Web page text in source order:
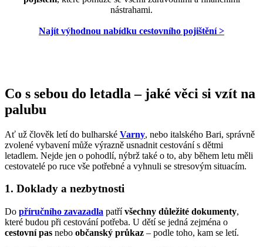
nástrahami.
Najít výhodnou nabídku cestovního pojištění >
Co s sebou do letadla – jaké věci si vzít na
palubu
Ať už člověk letí do bulharské Varny, nebo italského Bari, správně
zvolené vybavení může výrazně usnadnit cestování s dětmi
letadlem. Nejde jen o pohodlí, nýbrž také o to, aby během letu měli
cestovatelé po ruce vše potřebné a vyhnuli se stresovým situacím.
1. Doklady a nezbytnosti
Do příručního zavazadla patřívšechny důležité dokumenty,
které budou při cestování potřeba. U dětí se jedná zejména o
cestovní pas nebo občanský průkaz – podle toho, kam se letí.